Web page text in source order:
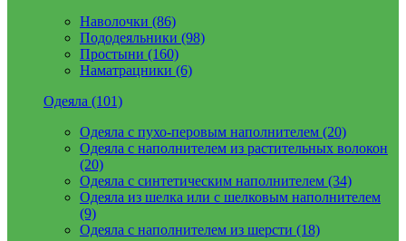
Наволочки (86)
Пододеяльники (98)
Простыни (160)
Наматрацники (6)
Одеяла (101)
Одеяла с пухо-перовым наполнителем (20)
Одеяла с наполнителем из растительных волокон
(20)
Одеяла с синтетическим наполнителем (34)
Одеяла из шелка или с шелковым наполнителем
(9)
Одеяла с наполнителем из шерсти (18)